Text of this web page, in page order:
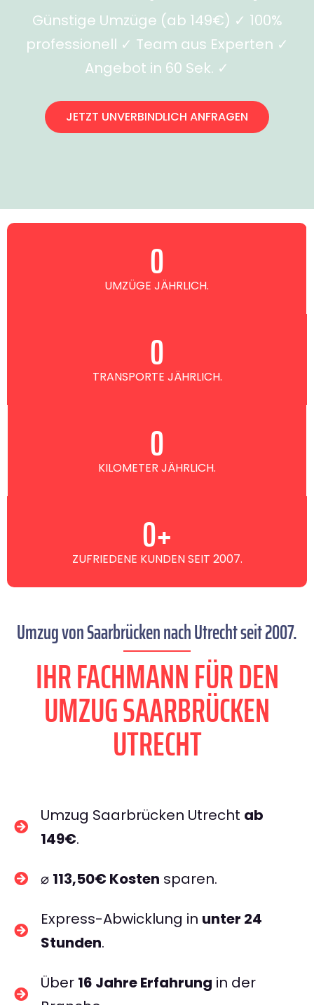
Günstige Umzüge (ab 149€) ✓ 100%
professionell ✓ Team aus Experten ✓
Angebot in 60 Sek. ✓
JETZT UNVERBINDLICH ANFRAGEN
UMZÜGE JÄHRLICH.
0
TRANSPORTE JÄHRLICH.
0
KILOMETER JÄHRLICH.
0
ZUFRIEDENE KUNDEN SEIT 2007.
0+
Umzug von Saarbrücken nach Utrecht seit 2007.
IHR FACHMANN FÜR DEN
UMZUG SAARBRÜCKEN
UTRECHT
Umzug Saarbrücken Utrecht ab
149€.
⌀ 113,50€ Kosten sparen.
Express-Abwicklung in unter 24
Stunden.
Über 16 Jahre Erfahrung in der